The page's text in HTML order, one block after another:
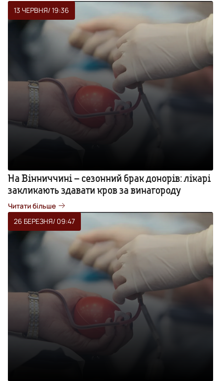
13 ЧЕРВНЯ/ 19:36
На Вінниччині – сезонний брак донорів: лікарі
закликають здавати кров за винагороду
Читати більше
26 БЕРЕЗНЯ/ 09:47